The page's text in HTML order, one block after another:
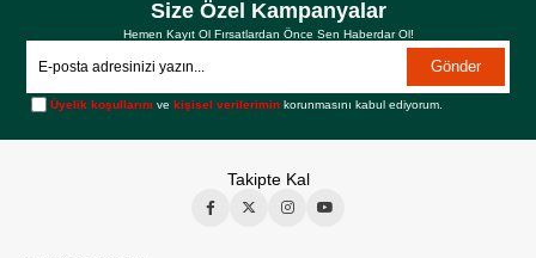
Size Özel Kampanyalar
Hemen Kayıt Ol Fırsatlardan Önce Sen Haberdar Ol!
Gönder
Üyelik koşullarını vekişisel verilerimin korunmasını kabul ediyorum.
Takipte Kal